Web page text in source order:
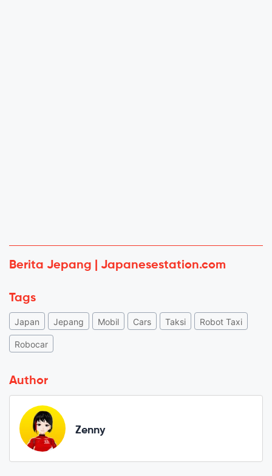
Berita Jepang | Japanesestation.com
Tags
Japan Jepang Mobil Cars Taksi Robot Taxi
Robocar
Author
Zenny